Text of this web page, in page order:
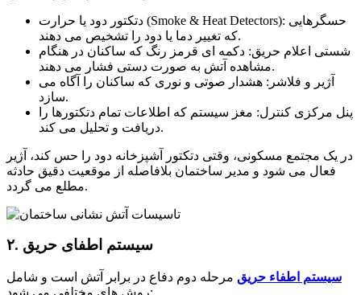
دتکتور دود یا حرارت (Smoke & Heat Detectors): حسگرهایی
که تغییر دما یا دود را تشخیص می دهند.
شستی اعلام حریق: دکمه ای قرمز رنگ که ساکنان در هنگام
مشاهده آتش به صورت دستی فشار می دهند.
آژیر و فلاشر: هشدار صوتی و نوری که ساکنان را آگاه می
سازد.
پنل مرکزی کنترل: مغز سیستم که اطلاعات تمام دتکتورها را
دریافت و تحلیل می کند.
در یک مجتمع مسکونی، وقتی دتکتور آشپزخانه دود را حس کند، آژیر
فعال می شود و مدیر ساختمان بلافاصله از موقعیت دقیق حادثه
مطلع می گردد.
۲. سیستم اطفای حریق
سیستم اطفاء حریق مرحله دوم دفاع در برابر آتش است و شامل